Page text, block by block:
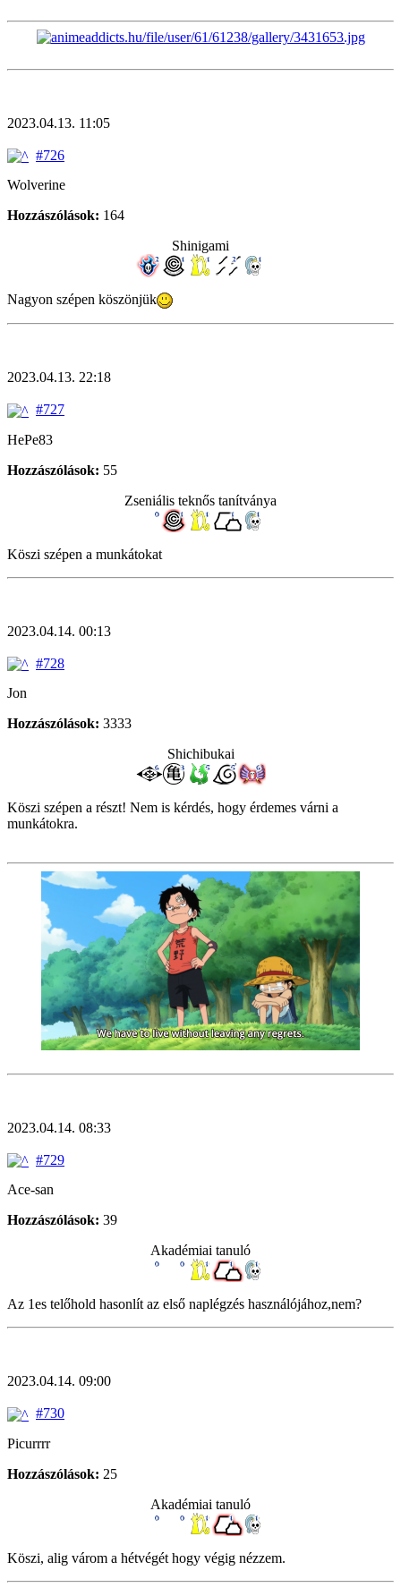
2023.04.13. 11:05
#726
Wolverine
Hozzászólások: 164
Shinigami
Nagyon szépen köszönjük
2023.04.13. 22:18
#727
HePe83
Hozzászólások: 55
Zseniális teknős tanítványa
Köszi szépen a munkátokat
2023.04.14. 00:13
#728
Jon
Hozzászólások: 3333
Shichibukai
Köszi szépen a részt! Nem is kérdés, hogy érdemes várni a
munkátokra.
2023.04.14. 08:33
#729
Ace-san
Hozzászólások: 39
Akadémiai tanuló
Az 1es telőhold hasonlít az első naplégzés használójához,nem?
2023.04.14. 09:00
#730
Picurrrr
Hozzászólások: 25
Akadémiai tanuló
Köszi, alig várom a hétvégét hogy végig nézzem.